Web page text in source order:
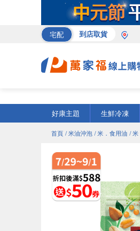
宅配 到店取貨
好康主題
生鮮冷凍
首頁 / 米油沖泡 / 米．食用油 / 米